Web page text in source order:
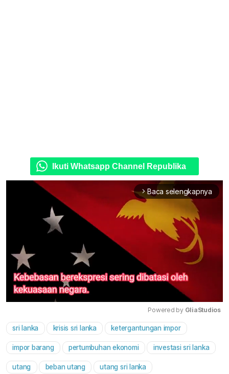
Ikuti Whatsapp Channel Republika
arrow_forward_ios Baca selengkapnya
Mute
Powered by GliaStudios
sri lanka krisis sri lanka ketergantungan impor
impor barang pertumbuhan ekonomi investasi sri lanka
utang beban utang utang sri lanka